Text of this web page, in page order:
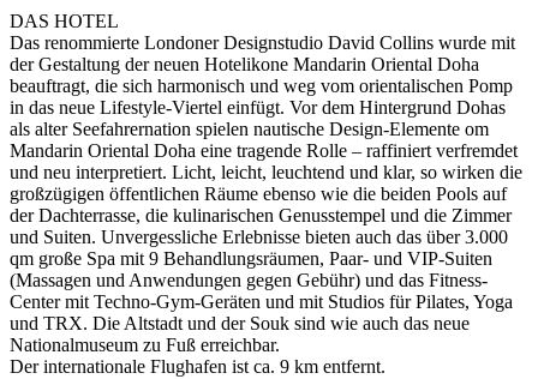
DAS HOTEL
Das renommierte Londoner Designstudio David Collins wurde mit
der Gestaltung der neuen Hotelikone Mandarin Oriental Doha
beauftragt, die sich harmonisch und weg vom orientalischen Pomp
in das neue Lifestyle-Viertel einfügt. Vor dem Hintergrund Dohas
als alter Seefahrernation spielen nautische Design-Elemente om
Mandarin Oriental Doha eine tragende Rolle – raffiniert verfremdet
und neu interpretiert. Licht, leicht, leuchtend und klar, so wirken die
großzügigen öffentlichen Räume ebenso wie die beiden Pools auf
der Dachterrasse, die kulinarischen Genusstempel und die Zimmer
und Suiten. Unvergessliche Erlebnisse bieten auch das über 3.000
qm große Spa mit 9 Behandlungsräumen, Paar- und VIP-Suiten
(Massagen und Anwendungen gegen Gebühr) und das Fitness-
Center mit Techno-Gym-Geräten und mit Studios für Pilates, Yoga
und TRX. Die Altstadt und der Souk sind wie auch das neue
Nationalmuseum zu Fuß erreichbar.
Der internationale Flughafen ist ca. 9 km entfernt.